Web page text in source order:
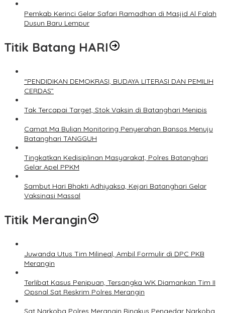
Pemkab Kerinci Gelar Safari Ramadhan di Masjid Al Falah
Dusun Baru Lempur
Titik Batang HARI
“PENDIDIKAN DEMOKRASI, BUDAYA LITERASI DAN PEMILIH
CERDAS”
Tak Tercapai Target, Stok Vaksin di Batanghari Menipis
Camat Ma Bulian Monitoring Penyerahan Bansos Menuju
Batanghari TANGGUH
Tingkatkan Kedisiplinan Masyarakat, Polres Batanghari
Gelar Apel PPKM
Sambut Hari Bhakti Adhiyaksa, Kejari Batanghari Gelar
Vaksinasi Massal
Titik Merangin
Juwanda Utus Tim Milineal, Ambil Formulir di DPC PKB
Merangin
Terlibat Kasus Penipuan, Tersangka WK Diamankan Tim II
Opsnal Sat Reskrim Polres Merangin
Sat Narkoba Polres Merangin Ringkus Pengedar Narkoba